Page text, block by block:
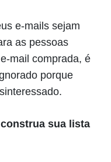
e-mails sejam
as pessoas
mail comprada, é
porque
construa sua lista